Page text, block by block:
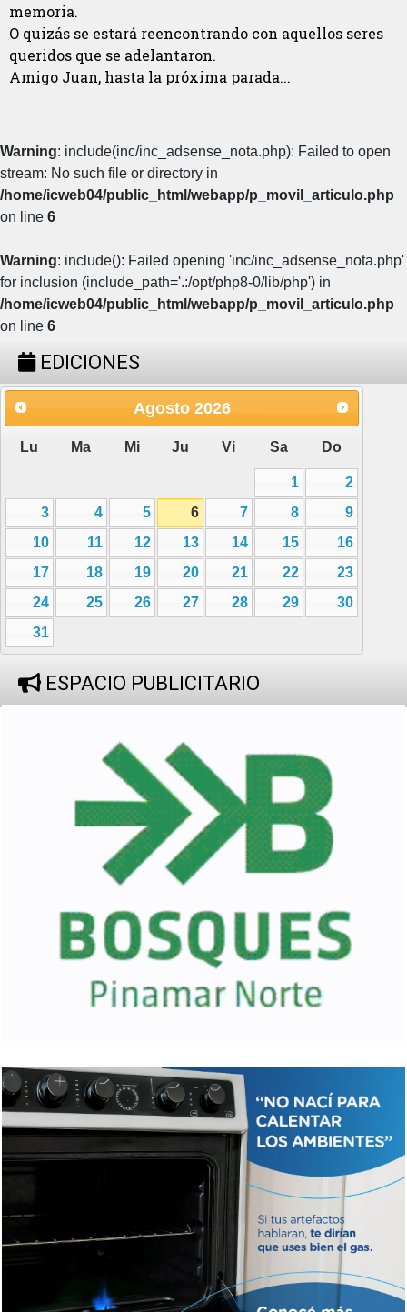
memoria.
O quizás se estará reencontrando con aquellos seres
queridos que se adelantaron.
Amigo Juan, hasta la próxima parada...
Warning: include(inc/inc_adsense_nota.php): Failed to open
stream: No such file or directory in
/home/icweb04/public_html/webapp/p_movil_articulo.php
on line 6
Warning: include(): Failed opening 'inc/inc_adsense_nota.php'
for inclusion (include_path='.:/opt/php8-0/lib/php') in
/home/icweb04/public_html/webapp/p_movil_articulo.php
on line 6
EDICIONES
Agosto 2026
Lu Ma Mi Ju Vi Sa Do
1
2
3
4 5 6 7 8
9
10
11 12 13 14 15
16
17
18 19 20 21 22
23
24
25 26 27 28 29
30
31
ESPACIO PUBLICITARIO